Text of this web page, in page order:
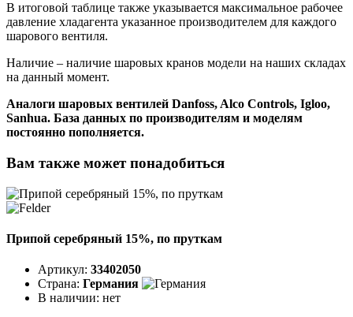
В итоговой таблице также указывается максимальное рабочее
давление хладагента указанное производителем для каждого
шарового вентиля.
Наличие – наличие шаровых кранов модели на наших складах
на данный момент.
Аналоги шаровых вентилей Danfoss, Alco Controls, Igloo,
Sanhua. База данных по производителям и моделям
постоянно пополняется.
Вам также может понадобиться
Припой серебряный 15%, по пруткам
Артикул: 33402050
Страна: Германия
В наличии: нет